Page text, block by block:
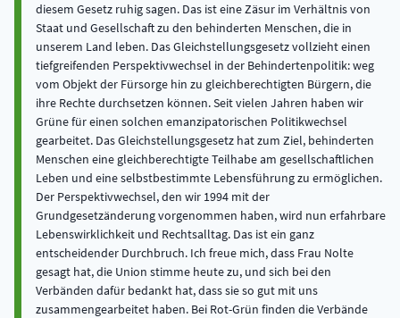
diesem Gesetz ruhig sagen. Das ist eine Zäsur im Verhältnis von
Staat und Gesellschaft zu den behinderten Menschen, die in
unserem Land leben. Das Gleichstellungsgesetz vollzieht einen
tiefgreifenden Perspektivwechsel in der Behindertenpolitik: weg
vom Objekt der Fürsorge hin zu gleichberechtigten Bürgern, die
ihre Rechte durchsetzen können. Seit vielen Jahren haben wir
Grüne für einen solchen emanzipatorischen Politikwechsel
gearbeitet. Das Gleichstellungsgesetz hat zum Ziel, behinderten
Menschen eine gleichberechtigte Teilhabe am gesellschaftlichen
Leben und eine selbstbestimmte Lebensführung zu ermöglichen.
Der Perspektivwechsel, den wir 1994 mit der
Grundgesetzänderung vorgenommen haben, wird nun erfahrbare
Lebenswirklichkeit und Rechtsalltag. Das ist ein ganz
entscheidender Durchbruch. Ich freue mich, dass Frau Nolte
gesagt hat, die Union stimme heute zu, und sich bei den
Verbänden dafür bedankt hat, dass sie so gut mit uns
zusammengearbeitet haben. Bei Rot-Grün finden die Verbände